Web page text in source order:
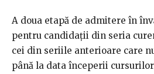
A doua etapă de admitere în
pentru candidații din seria
cei din seriile anterioare care
până la data începerii